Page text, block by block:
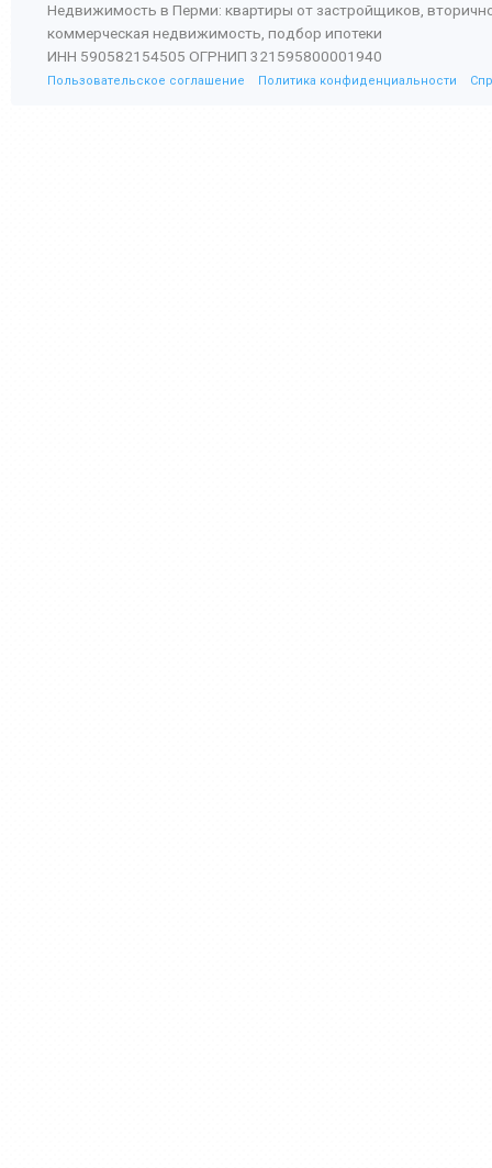
Недвижимость в Перми: квартиры от застройщиков,
коммерческая недвижимость, подбор ипотеки
ИНН 590582154505 ОГРНИП 321595800001940
Пользовательское соглашение Политика конфиденциальности